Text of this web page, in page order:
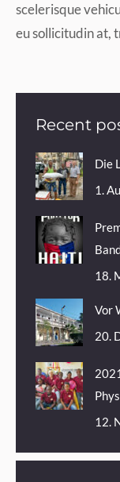
scelerisque
eu sollicitudin at,
Recent
Die
1.
18.
Vor
20.
12.